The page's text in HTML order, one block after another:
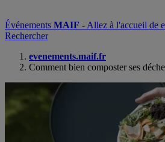
Événements MAIF - Allez à l'accueil de
Rechercher
evenements.maif.fr
Comment bien composter ses